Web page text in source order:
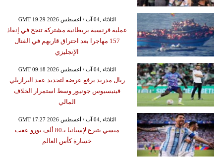
GMT 19:29 2026 الثلاثاء ,04 آب / أغسطس
عملية فرنسية بريطانية مشتركة تنجح في إنقاذ
157 مهاجرا بعد احتراق قاربهم في القنال
الإنجليزي
GMT 09:18 2026 الثلاثاء ,04 آب / أغسطس
ريال مدريد يرفع عرضه لتجديد عقد البرازيلي
فينيسيوس جونيور وسط استمرار الخلاف
المالي
GMT 17:27 2026 الثلاثاء ,04 آب / أغسطس
ميسي يتبرع لإسبانيا بـ80 ألف يورو عقب
خسارة كأس العالم